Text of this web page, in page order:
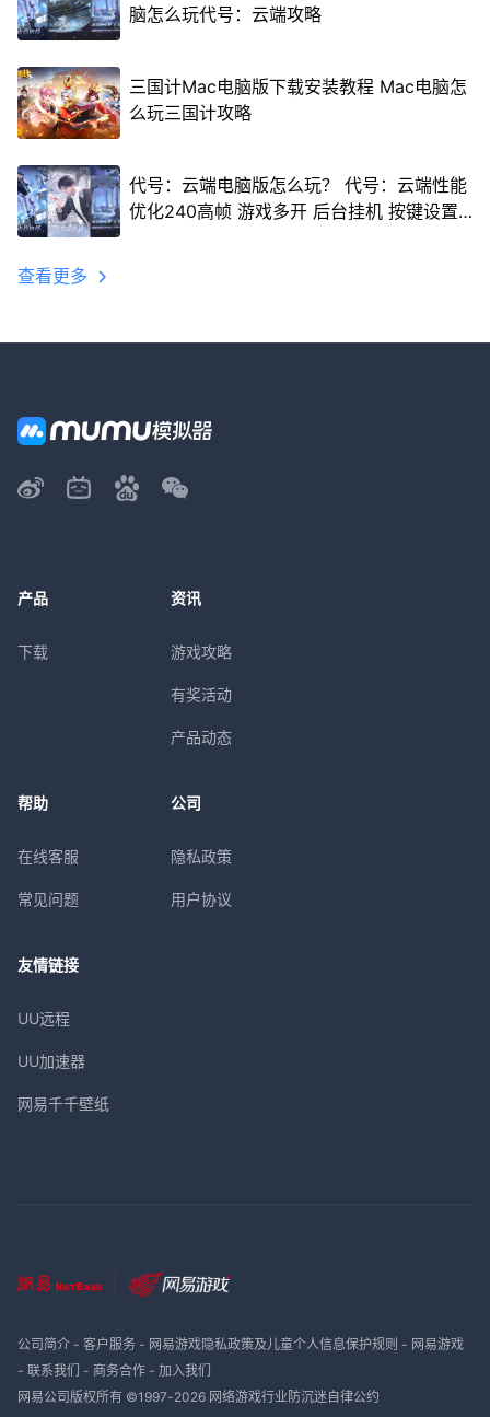
脑怎么玩代号：云端攻略
三国计Mac电脑版下载安装教程 Mac电脑怎
么玩三国计攻略
代号：云端电脑版怎么玩？ 代号：云端性能
优化240高帧 游戏多开 后台挂机 按键设置
查看更多
产品
下载
资讯
游戏攻略
有奖活动
产品动态
帮助
在线客服
常见问题
公司
隐私政策
用户协议
友情链接
UU远程
UU加速器
网易千千壁纸
公司简介- 客户服务- 网易游戏隐私政策及儿童个人信息保护规则 - 网易游戏
- 联系我们 - 商务合作- 加入我们
网易公司版权所有 ©1997-2026 网络游戏行业防沉迷自律公约